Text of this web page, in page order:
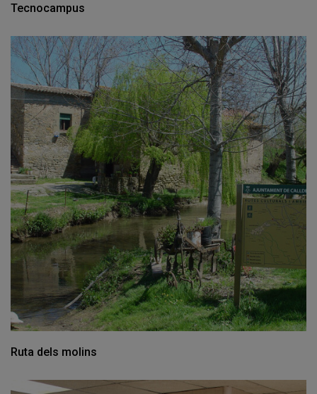
Tecnocampus
Ruta dels molins